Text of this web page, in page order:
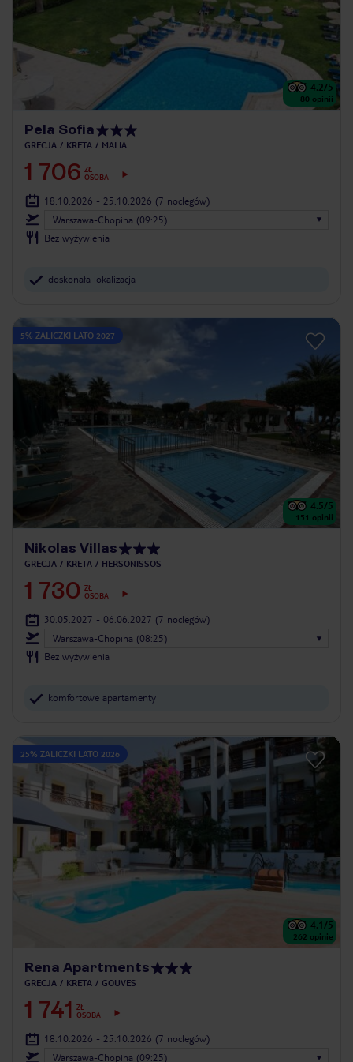
4.2/5
80 opinii
Pela Sofia
GRECJA KRETA MALIA
1 706 ZŁ
OSOBA
18.10.2026 - 25.10.2026 (7 noclegów)
Warszawa-Chopina (09:25)
Bez wyżywienia
doskonała lokalizacja
5% ZALICZKI LATO 2027
4.5/5
151 opinii
Nikolas Villas
GRECJA KRETA HERSONISSOS
1 730 ZŁ
OSOBA
30.05.2027 - 06.06.2027 (7 noclegów)
Warszawa-Chopina (08:25)
Bez wyżywienia
komfortowe apartamenty
25% ZALICZKI LATO 2026
4.1/5
262 opinie
Rena Apartments
GRECJA KRETA GOUVES
1 741
ZŁ
OSOBA
18.10.2026 - 25.10.2026 (7 noclegów)
Warszawa-Chopina (09:25)